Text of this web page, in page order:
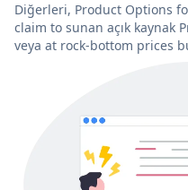
Diğerleri, Product Options
claim to sunan açık kaynak
veya at rock-bottom prices